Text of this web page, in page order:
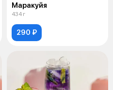
Маракуйя
434 г
290 ₽